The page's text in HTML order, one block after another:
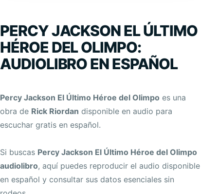
PERCY JACKSON EL ÚLTIMO
HÉROE DEL OLIMPO:
AUDIOLIBRO EN ESPAÑOL
Percy Jackson El Último Héroe del Olimpo es una
obra de Rick Riordan disponible en audio para
escuchar gratis en español.
Si buscas Percy Jackson El Último Héroe del Olimpo
audiolibro, aquí puedes reproducir el audio disponible
en español y consultar sus datos esenciales sin